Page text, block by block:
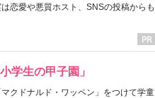
恋愛や悪質ホスト、SNSの投稿からも
学生の甲子園」
クドナルド・ワッペン」をつけて学童